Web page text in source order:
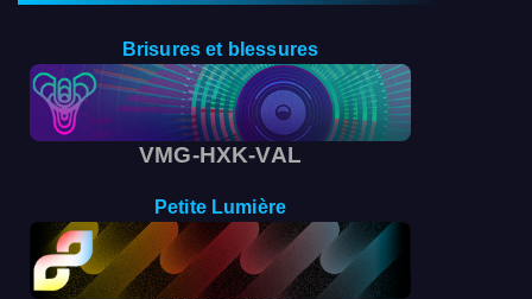
Brisures et blessures
VMG-HXK-VAL
Petite Lumière